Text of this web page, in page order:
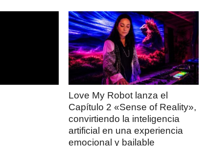
LEER
MAS
Love My Robot lanza el
Capítulo 2 «Sense of Reality»,
convirtiendo la inteligencia
artificial en una experiencia
emocional y bailable